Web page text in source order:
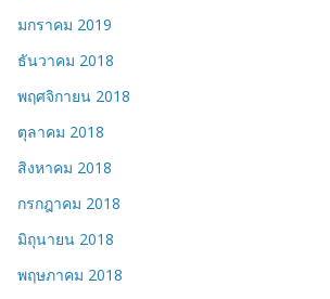
มกราคม 2019
ธันวาคม 2018
พฤศจิกายน 2018
ตุลาคม 2018
สิงหาคม 2018
กรกฎาคม 2018
มิถุนายน 2018
พฤษภาคม 2018